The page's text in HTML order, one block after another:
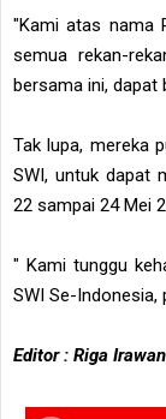
"Kami atas nama
semua rekan-
bersama ini, dapat
Tak lupa, mereka
SWI, untuk dapat
22 sampai 24 Mei
" Kami tunggu
SWI Se-Indonesia,
Editor : Riga